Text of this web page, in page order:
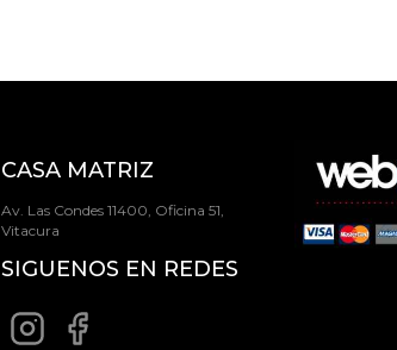
CASA MATRIZ
Av. Las Condes 11400, Oficina 51,
Vitacura
SIGUENOS EN REDES